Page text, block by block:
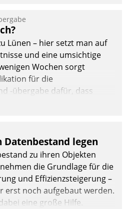
einen eigenen Kanal
Lünen – hier setzt man auf
und eine umsichtige
Wochen sorgt
für die
-übergabe dafür, dass
und, so es sein muss,
legen
zu ihren Objekten
die Grundlage für die
und Effizienzsteigerung –
erst noch aufgebaut werden.
eine große Hilfe.